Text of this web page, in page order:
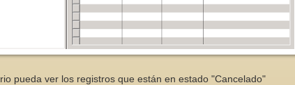
pueda ver los registros que están en estado "Cancelado"